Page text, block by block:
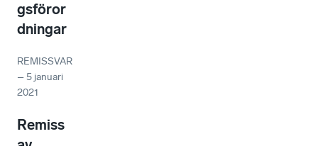
gsföror
dningar
REMISSVAR
–5 januari
2021
Remiss